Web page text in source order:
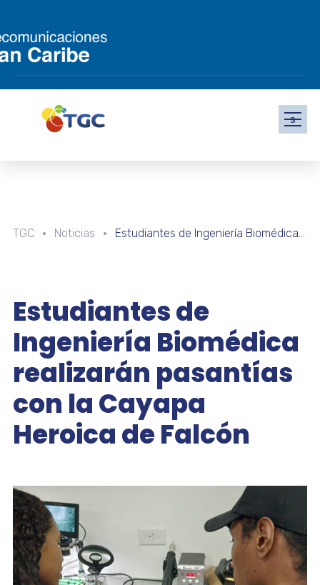
s
TGC Noticias Estudiantes de Ingeniería Biomédica realizarán pasantías con la Cayapa Heroica de Falcón
Estudiantes de
Ingeniería Biomédica
realizarán pasantías
con la Cayapa
Heroica de Falcón